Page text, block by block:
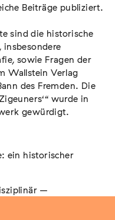
Beiträge publiziert.
sind die historische
insbesondere
sowie Fragen der
Wallstein Verlag
des Fremden. Die
wurde in
gewürdigt.
ein historischer
–
Antiziganismus
Beiträge publiziert.
sind die historische
insbesondere
sowie Fragen der
Wallstein Verlag
des Fremden. Die
wurde in
gewürdigt.
ein historischer
–
Antiziganismus